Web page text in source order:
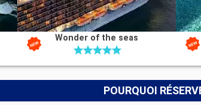
Wonder of the seas
POURQUOI